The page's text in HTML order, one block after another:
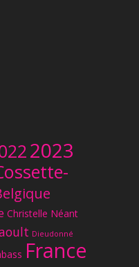
2023
Christelle Néant
Dieudonné
France